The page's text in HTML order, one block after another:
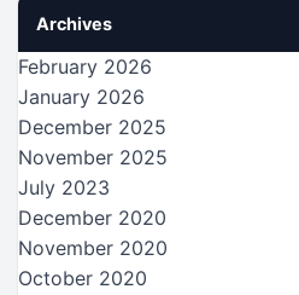
Archives
February 2026
January 2026
December 2025
November 2025
July 2023
December 2020
November 2020
October 2020